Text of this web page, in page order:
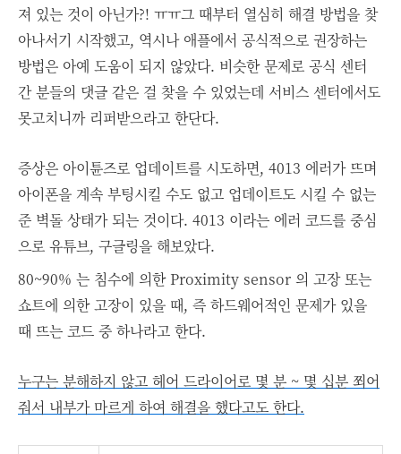
져 있는 것이 아닌가?! ㅠㅠ그 때부터 열심히 해결 방법을 찾
아나서기 시작했고, 역시나 애플에서 공식적으로 권장하는
방법은 아예 도움이 되지 않았다. 비슷한 문제로 공식 센터
간 분들의 댓글 같은 걸 찾을 수 있었는데 서비스 센터에서도
못고치니까 리퍼받으라고 한단다.
증상은 아이튠즈로 업데이트를 시도하면, 4013 에러가 뜨며
아이폰을 계속 부팅시킬 수도 없고 업데이트도 시킬 수 없는
준 벽돌 상태가 되는 것이다. 4013 이라는 에러 코드를 중심
으로 유튜브, 구글링을 해보았다.
80~90% 는 침수에 의한 Proximity sensor 의 고장 또는
쇼트에 의한 고장이 있을 때, 즉 하드웨어적인 문제가 있을
때 뜨는 코드 중 하나라고 한다.
누구는 분해하지 않고 헤어 드라이어로 몇 분 ~ 몇 십분 쬐어
줘서 내부가 마르게 하여 해결을 했다고도 한다.